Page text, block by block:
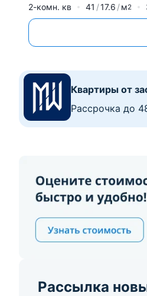
2-комн. кв 41 17.6 м2
Квартиры от
Рассрочка до
Рассылка